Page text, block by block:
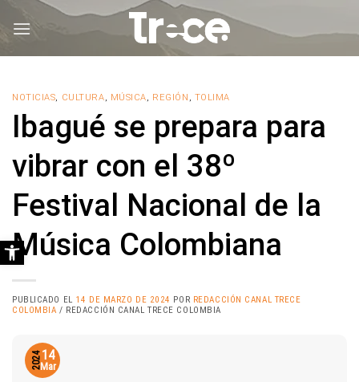
NOTICIAS, CULTURA, MÚSICA, REGIÓN , TOLIMA
Ibagué se prepara para
vibrar con el 38º
Festival Nacional de la
Música Colombiana
PUBLICADO EL 14 DE MARZO DE 2024 POR REDACCIÓN CANAL TRECE
COLOMBIA / REDACCIÓN CANAL TRECE COLOMBIA
14
Mar
2024
Abrir barra de herramientas